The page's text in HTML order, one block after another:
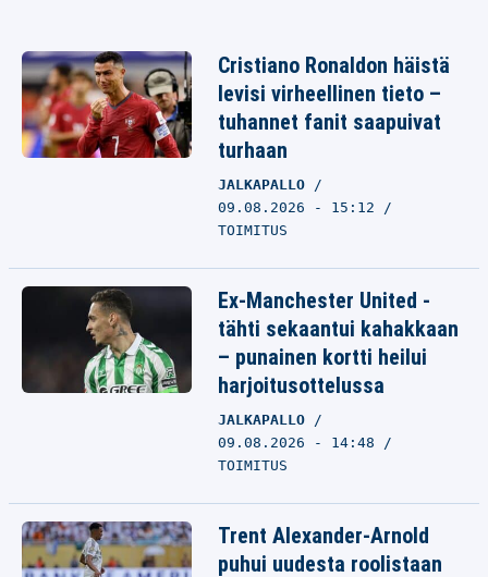
Cristiano Ronaldon häistä
levisi virheellinen tieto –
tuhannet fanit saapuivat
turhaan
JALKAPALLO
09.08.2026 - 15:12
TOIMITUS
Ex-Manchester United -
tähti sekaantui kahakkaan
– punainen kortti heilui
harjoitusottelussa
JALKAPALLO
09.08.2026 - 14:48
TOIMITUS
Trent Alexander-Arnold
puhui uudesta roolistaan